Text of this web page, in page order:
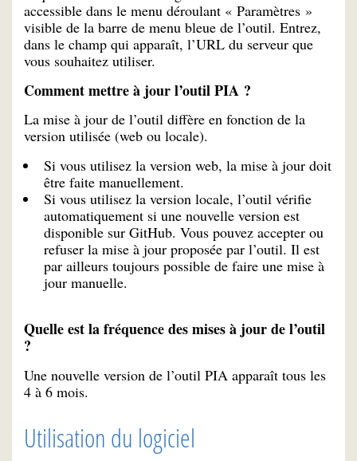
accessible dans le menu déroulant « Paramètres »
visible de la barre de menu bleue de l’outil. Entrez,
dans le champ qui apparaît, l’URL du serveur que
vous souhaitez utiliser.
Comment mettre à jour l’outil PIA ?
La mise à jour de l’outil diffère en fonction de la
version utilisée (web ou locale).
Si vous utilisez la version web, la mise à jour doit
être faite manuellement.
Si vous utilisez la version locale, l’outil vérifie
automatiquement si une nouvelle version est
disponible sur GitHub. Vous pouvez accepter ou
refuser la mise à jour proposée par l’outil. Il est
par ailleurs toujours possible de faire une mise à
jour manuelle.
Quelle est la fréquence des mises à jour de l’outil
?
Une nouvelle version de l’outil PIA apparaît tous les
4 à 6 mois.
Utilisation du logiciel